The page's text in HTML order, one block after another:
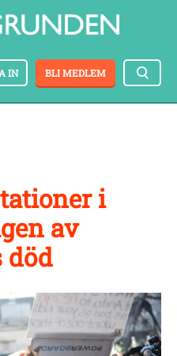
BLI MEDLEM
IN
i
av
död